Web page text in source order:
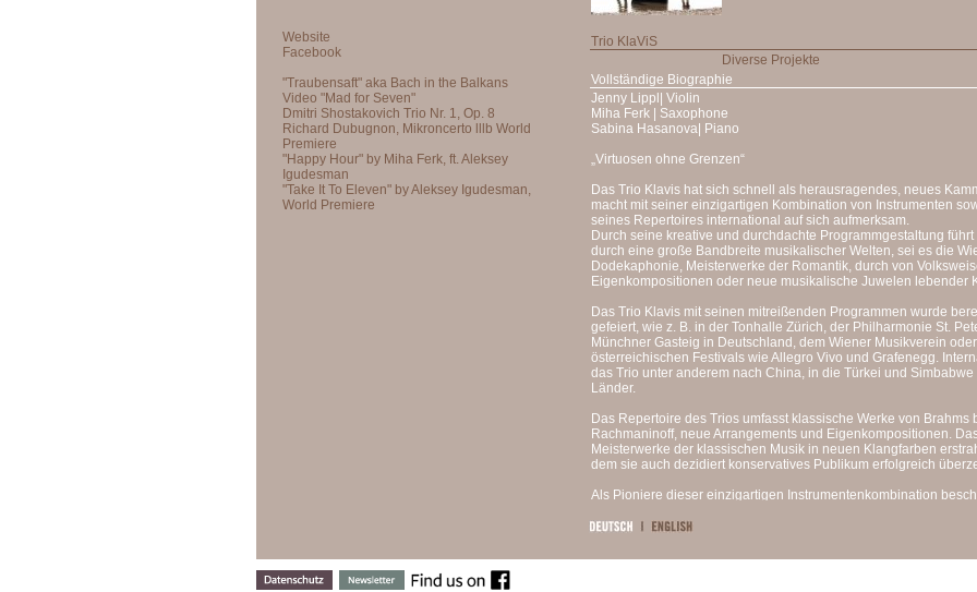
Trio KlaViS
Diverse Projekte
Vollständige Biographie
Jenny Lippl| Violin
Miha Ferk | Saxophone
Sabina Hasanova| Piano
„Virtuosen ohne Grenzen“
Das Trio Klavis hat sich schnell als herausragendes, neues
macht mit seiner einzigartigen Kombination von Instrumenten
seines Repertoires international auf sich aufmerksam.
Durch seine kreative und durchdachte Programmgestaltung
durch eine große Bandbreite musikalischer Welten, sei es die
Dodekaphonie, Meisterwerke der Romantik, durch von
Eigenkompositionen oder neue musikalische Juwelen lebender
Das Trio Klavis mit seinen mitreißenden Programmen wurde
gefeiert, wie z. B. in der Tonhalle Zürich, der Philharmonie St.
Münchner Gasteig in Deutschland, dem Wiener Musikverein
österreichischen Festivals wie Allegro Vivo und Grafenegg.
das Trio unter anderem nach China, in die Türkei und
Länder.
Das Repertoire des Trios umfasst klassische Werke von Brahms
Rachmaninoff, neue Arrangements und Eigenkompositionen.
Meisterwerke der klassischen Musik in neuen Klangfarben
dem sie auch dezidiert konservatives Publikum erfolgreich
Als Pioniere dieser einzigartigen Instrumentenkombination
und deren Etablierung als wegweisende Formation moderner